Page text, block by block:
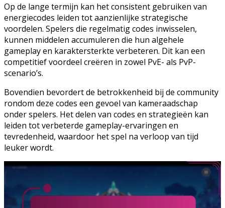
Op de lange termijn kan het consistent gebruiken van
energiecodes leiden tot aanzienlijke strategische
voordelen. Spelers die regelmatig codes inwisselen,
kunnen middelen accumuleren die hun algehele
gameplay en karaktersterkte verbeteren. Dit kan een
competitief voordeel creëren in zowel PvE- als PvP-
scenario’s.
Bovendien bevordert de betrokkenheid bij de community
rondom deze codes een gevoel van kameraadschap
onder spelers. Het delen van codes en strategieën kan
leiden tot verbeterde gameplay-ervaringen en
tevredenheid, waardoor het spel na verloop van tijd
leuker wordt.